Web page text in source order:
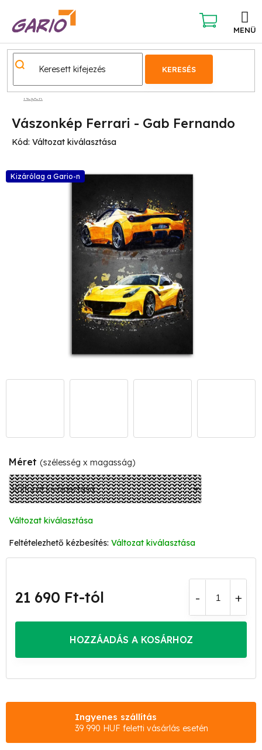
KERESÉS
KOSÁR
Képek
Vászonkép Ferrari - Gab Fernando
Kód: Változat kiválasztása
Kizárólag a Gario-n
Méret (szélesség x magasság)
Változat kiválasztása
Változat kiválasztása
21 690 Ft-tól
HOZZÁADÁS A KOSÁRHOZ
Ingyenes szállítás
39 990 HUF feletti vásárlás esetén